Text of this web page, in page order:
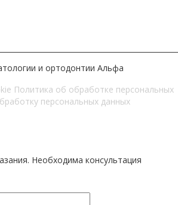
и ортодонтии Альфа
Политика об обработке персональных
персональных данных
Необходима консультация